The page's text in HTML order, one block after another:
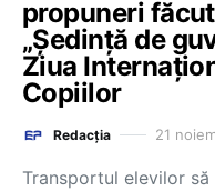
propuneri
„Ședință de
Ziua
Copiilor
Redacția 21
Transportul elevilor